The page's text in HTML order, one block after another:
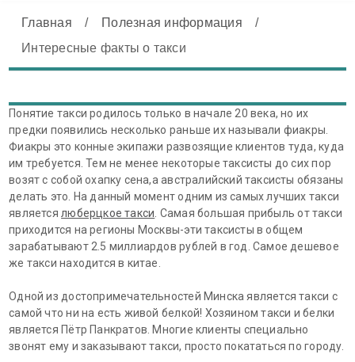
Главная / Полезная информация
/
Интересные факты о такси
Понятие такси родилось только в начале 20 века, но их
предки появились несколько раньше их называли фиакры.
Фиакры это конные экипажи развозящие клиентов туда, куда
им требуется. Тем не менее некоторые таксисты до сих пор
возят с собой охапку сена,а австралийский таксисты обязаны
делать это. На данный момент одним из самых лучших такси
являетсялюберцкое такси. Самая большая прибыль от такси
приходится на регионы Москвы-эти таксисты в общем
зарабатывают 2.5 миллиардов рублей в год. Самое дешевое
же такси находится в китае.
Одной из достопримечательностей Минска является такси с
самой что ни на есть живой белкой! Хозяином такси и белки
является Пётр Панкратов. Многие клиенты специально
звонят ему и заказывают такси, просто покататься по городу.